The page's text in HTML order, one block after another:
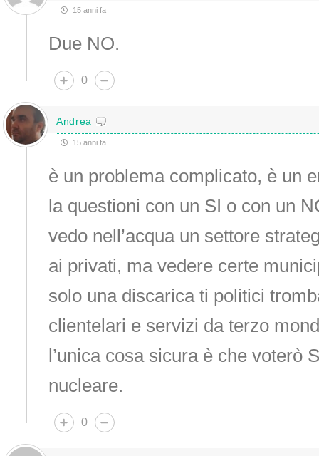
15 anni fa
Due NO.
0
Andrea
15 anni fa
è un problema complicato, è un
la questioni con un SI o con un
vedo nell’acqua un settore
ai privati, ma vedere certe
solo una discarica ti politici
clientelari e servizi da terzo
l’unica cosa sicura è che voterò
nucleare.
0